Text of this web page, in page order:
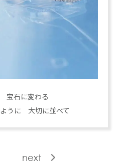
宝石に変わる
うに 大切に並べて
next